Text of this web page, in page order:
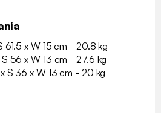
61.5 x W 15 cm - 20.8 kg
56 x W 13 cm - 27.6 kg
S 36 x W 13 cm - 20 kg